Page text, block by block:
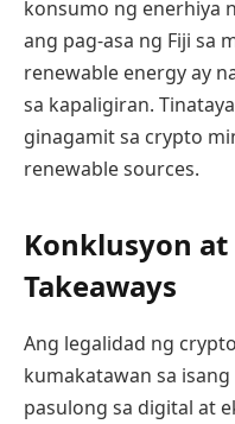
konsumo ng enerhiya
ang pag-asa ng Fiji sa
renewable energy ay
sa kapaligiran.
ginagamit sa crypto
renewable sources.
Konklusyon at
Takeaways
Ang legalidad ng
kumakatawan sa
pasulong sa digital at